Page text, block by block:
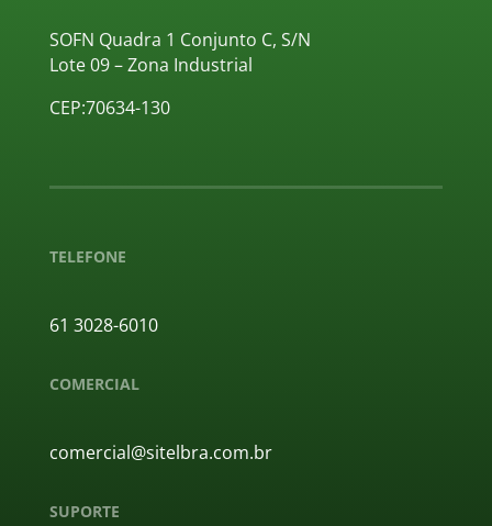
SOFN Quadra 1 Conjunto C, S/N
Lote 09 – Zona Industrial
CEP:70634-130
TELEFONE
61 3028-6010
COMERCIAL
comercial@sitelbra.com.br
SUPORTE